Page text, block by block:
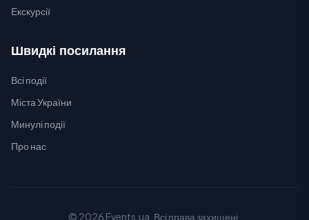
Екскурсії
Швидкі посилання
Всі події
Міста України
Минулі події
Про нас
© 2026 Events.ua. Всі права захищені.